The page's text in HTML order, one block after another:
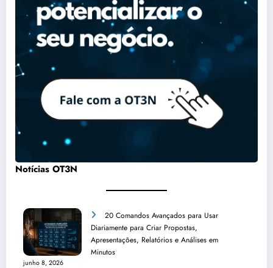
Notícias OT3N
20 Comandos Avançados para Usar
Diariamente para Criar Propostas,
Apresentações, Relatórios e Análises em
Minutos
junho 8, 2026